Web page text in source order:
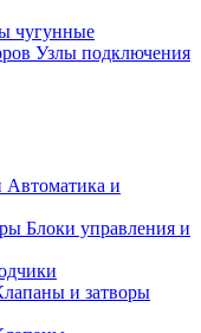
чугунные
Узлы подключения
Автоматика и
Блоки управления и
и затворы